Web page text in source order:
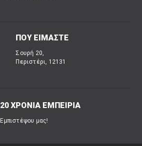
ΠΟΥ ΕΙΜΑΣΤΕ
Σουρή 20,
Περιστέρι, 12131
20 ΧΡΟΝΙΑ ΕΜΠΕΙΡΙΑ
Εμπιστέψου μας!